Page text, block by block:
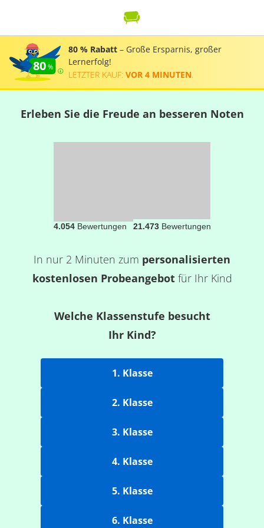
80
80 % Rabatt – Große Ersparnis, großer
Lernerfolg!
LETZTER KAUF: VOR 4 MINUTEN
Erleben Sie die Freude an besseren Noten
4.054Bewertungen 21.473Bewertungen
In nur 2 Minuten zum personalisierten
kostenlosen Probeangebotfür Ihr Kind
Welche Klassenstufe besucht
Ihr Kind?
1. Klasse
2. Klasse
3. Klasse
4. Klasse
5. Klasse
6. Klasse